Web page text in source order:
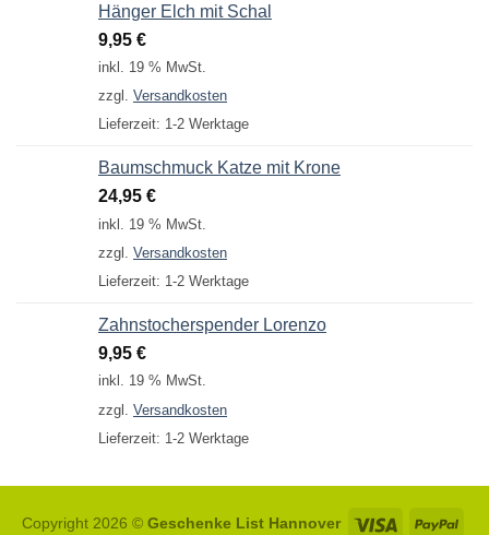
Hänger Elch mit Schal
9,95 €
inkl. 19 % MwSt.
zzgl. Versandkosten
Lieferzeit: 1-2 Werktage
Baumschmuck Katze mit Krone
24,95 €
inkl. 19 % MwSt.
zzgl. Versandkosten
Lieferzeit: 1-2 Werktage
Zahnstocherspender Lorenzo
9,95 €
inkl. 19 % MwSt.
zzgl. Versandkosten
Lieferzeit: 1-2 Werktage
Copyright 2026 © Geschenke List Hannover Visa